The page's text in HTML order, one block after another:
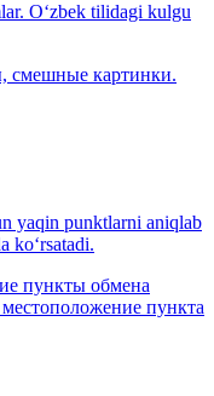
O‘zbek tilidagi kulgu
смешные картинки.
yaqin punktlarni aniqlab
ko‘rsatadi.
пункты обмена
пункта